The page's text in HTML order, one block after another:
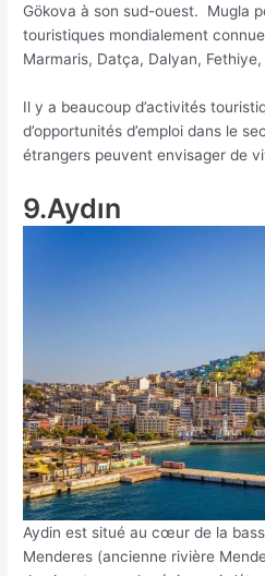
Gökova à son sud-ouest. Mugla
touristiques mondialement
Marmaris, Datça, Dalyan, Fethiye,
Il y a beaucoup d’activités
d’opportunités d’emploi dans le
étrangers peuvent envisager de
9.Aydın
Aydin est situé au cœur de la
Menderes (ancienne rivière